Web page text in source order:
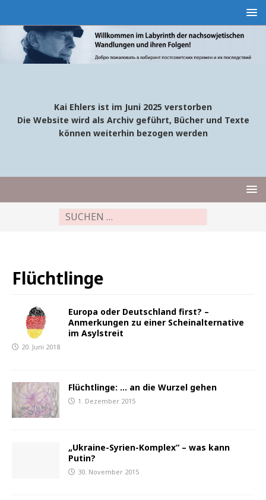
Kai Ehlers ist im Juni 2025 verstorben
Die Website wird als Archiv geführt, Bücher und Texte
können weiterhin bezogen werden
Flüchtlinge
Europa oder Deutschland first? –
Anmerkungen zu einer Scheinalternative
im Asylstreit
20. Juni 2018
Flüchtlinge: … an die Wurzel gehen
1. Dezember 2015
„Ukraine-Syrien-Komplex“ – was kann
Putin?
30. November 2015